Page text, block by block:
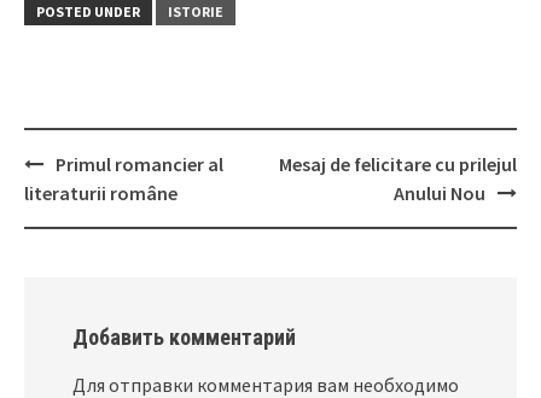
POSTED UNDER ISTORIE
Post
navigation
Primul romancier al
literaturii române
Mesaj de felicitare cu prilejul
Anului Nou
Добавить комментарий
Для отправки комментария вам необходимо